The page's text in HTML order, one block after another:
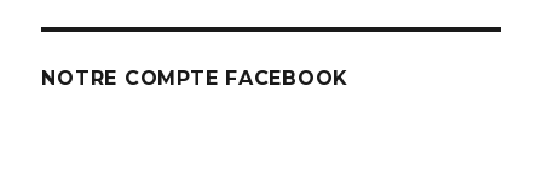
NOTRE COMPTE FACEBOOK